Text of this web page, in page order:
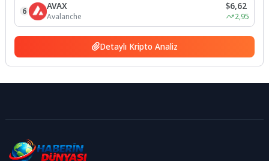
6 AVAX
Avalanche
$6,62
2,95
Detaylı Kripto Analiz